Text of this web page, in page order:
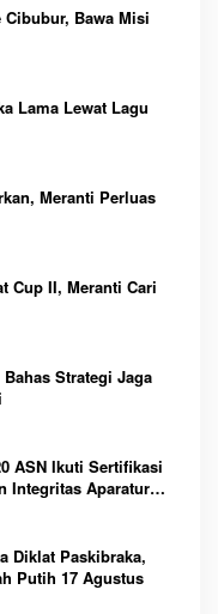
Cibubur, Bawa Misi
Lama Lewat Lagu
Meranti Perluas
Cup II, Meranti Cari
Strategi Jaga
ASN Ikuti Sertifikasi
Integritas Aparatur
Diklat Paskibraka,
Putih 17 Agustus